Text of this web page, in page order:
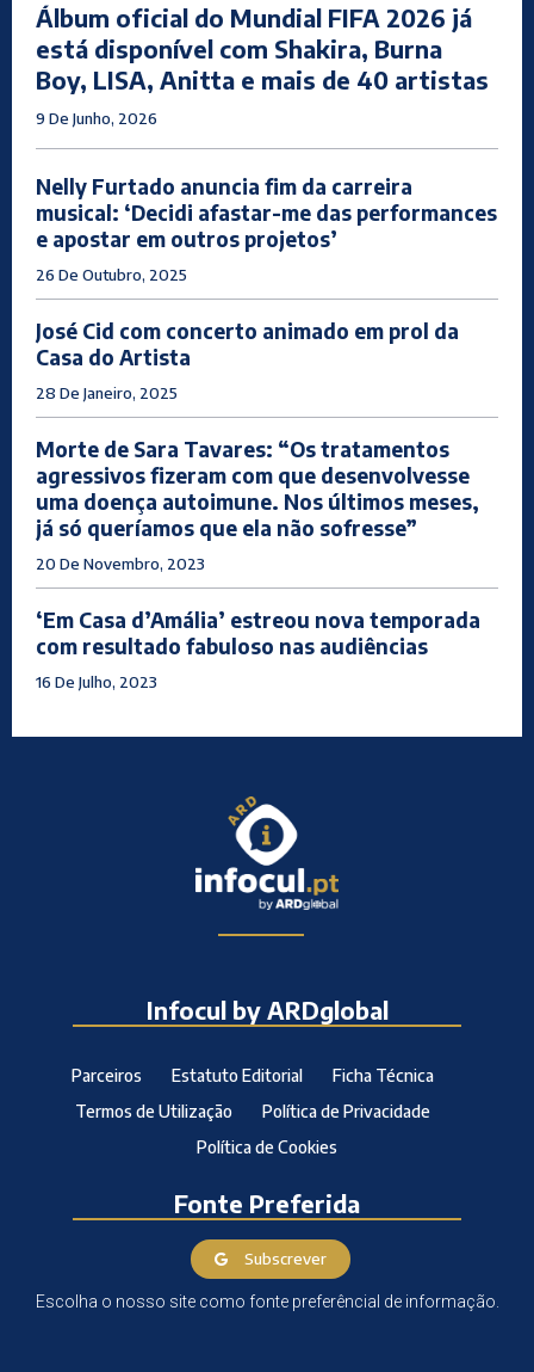
Álbum oficial do Mundial FIFA 2026 já
está disponível com Shakira, Burna
Boy, LISA, Anitta e mais de 40 artistas
9 De Junho, 2026
Nelly Furtado anuncia fim da carreira
musical: ‘Decidi afastar-me das performances
e apostar em outros projetos’
26 De Outubro, 2025
José Cid com concerto animado em prol da
Casa do Artista
28 De Janeiro, 2025
Morte de Sara Tavares: “Os tratamentos
agressivos fizeram com que desenvolvesse
uma doença autoimune. Nos últimos meses,
já só queríamos que ela não sofresse”
20 De Novembro, 2023
‘Em Casa d’Amália’ estreou nova temporada
com resultado fabuloso nas audiências
16 De Julho, 2023
Infocul by ARDglobal
Parceiros Estatuto Editorial
Ficha Técnica
Termos de Utilização
Política de Privacidade
Política de Cookies
Fonte Preferida
Subscrever
Escolha o nosso site como fonte preferêncial de informação.